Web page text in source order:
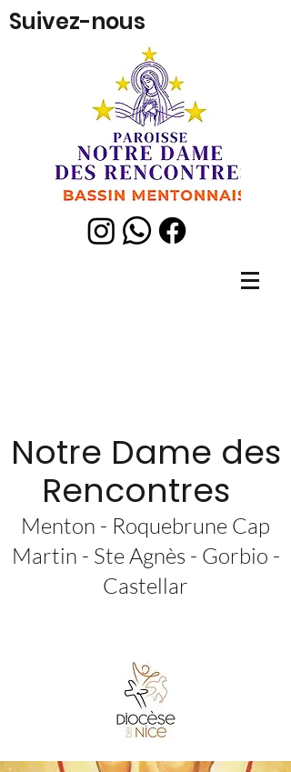
Suivez-nous
Notre Dame des
Rencontres
Menton - Roquebrune Cap
Martin - Ste Agnès - Gorbio -
Castellar